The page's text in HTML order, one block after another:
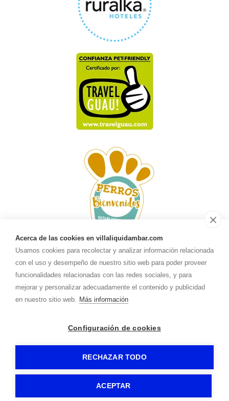
Acerca de las cookies en villaliquidambar.com
Usamos cookies para recolectar y analizar información relacionada
con el uso y desempeño de nuestro sitio web para poder proveer
funcionalidades relacionadas con las redes sociales, y para
mejorar y personalizar adecuadamente el contenido y publicidad
en nuestro sitio web. Más información
Configuración de cookies
RECHAZAR TODO
ACEPTAR
ES